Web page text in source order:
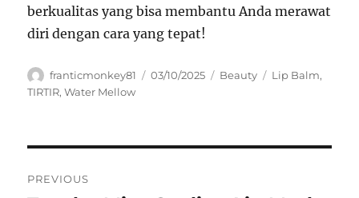
berkualitas yang bisa membantu Anda merawat
diri dengan cara yang tepat!
Author
franticmonkey81
Posted
03/10/2025 Categories
Beauty Tags
Lip Balm,
TIRTIR,Water Mellow
PREVIOUS